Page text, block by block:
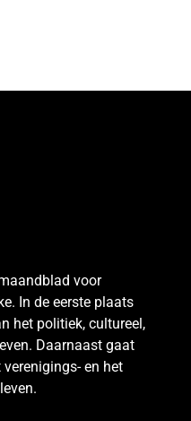
voor
In de eerste plaats
het politiek, cultureel,
Daarnaast gaat
en het